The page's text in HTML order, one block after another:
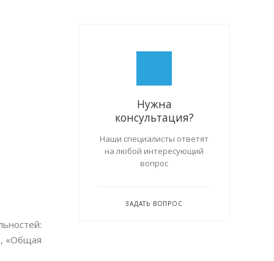
Нужна
консультация?
Наши специалисты ответят
на любой интересующий
вопрос
ЗАДАТЬ ВОПРОС
«Общая